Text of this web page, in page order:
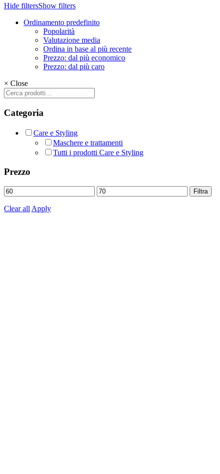
Hide filtersShow filters
Ordinamento predefinito
Popolarità
Valutazione media
Ordina in base al più recente
Prezzo: dal più economico
Prezzo: dal più caro
× Close
Cerca:
Categoria
Care e Styling
Maschere e trattamenti
Tutti i prodotti Care e Styling
Prezzo
Prezzo
Min
Prezzo
Max
Filtra
Clear all Apply